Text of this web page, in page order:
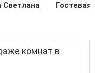
Светлана Гостевая
комнат в